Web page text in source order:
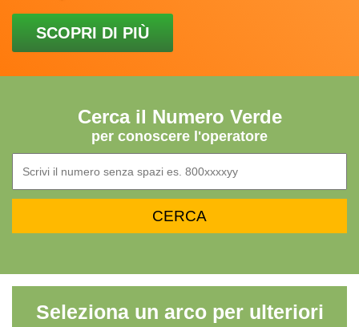
SCOPRI DI PIÙ
Cerca il Numero Verde
per conoscere l'operatore
Seleziona un arco per ulteriori